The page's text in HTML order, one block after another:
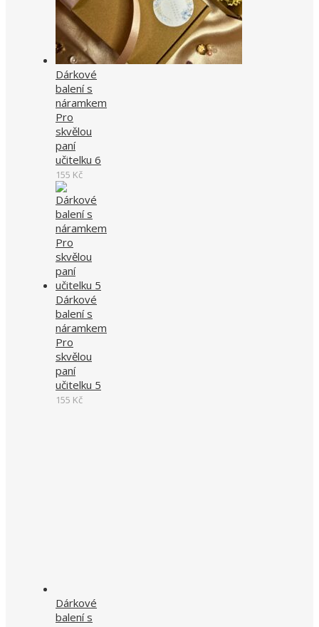
Dárkové
balení s
náramkem
Pro
skvělou
paní
učitelku 6
155 Kč
Dárkové
balení s
náramkem
Pro
skvělou
paní
učitelku 5
155 Kč
Dárkové
balení s